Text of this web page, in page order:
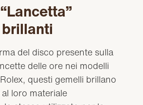
del disco presente sulla
delle ore nei modelli
questi gemelli brillano
loro materiale